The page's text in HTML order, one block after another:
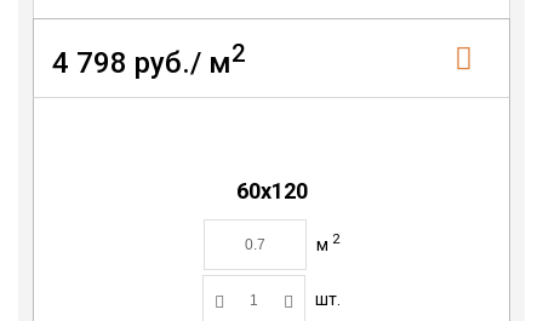
4 798 руб./ м2
60x120
м 2
шт.